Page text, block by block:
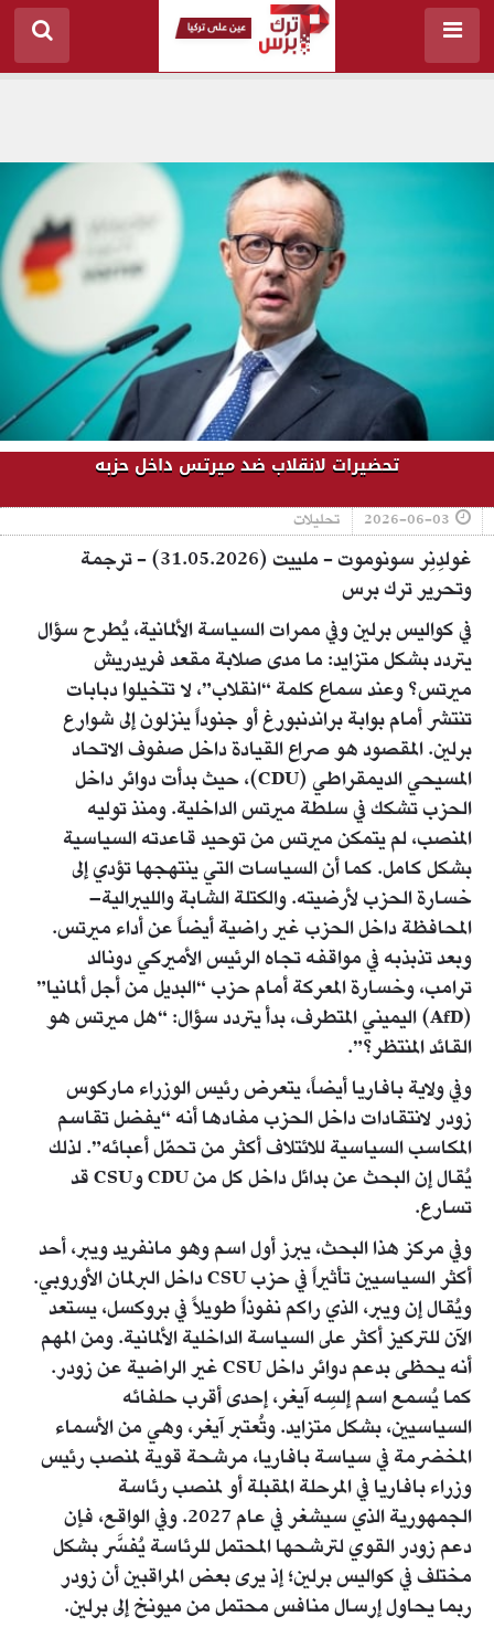
تحضيرات لانقلاب ضد ميرتس داخل حزبه
2026-06-03 تحليلات
غولدِنِر سونوموت - ملييت (31.05.2026) - ترجمة
وتحرير ترك برس
في كواليس برلين وفي ممرات السياسة الألمانية، يُطرح سؤال
يتردد بشكل متزايد: ما مدى صلابة مقعد فريدريش
ميرتس؟ وعند سماع كلمة “انقلاب”، لا تتخيلوا دبابات
تنتشر أمام بوابة براندنبورغ أو جنوداً ينزلون إلى شوارع
برلين. المقصود هو صراع القيادة داخل صفوف الاتحاد
المسيحي الديمقراطي (CDU)، حيث بدأت دوائر داخل
الحزب تشكك في سلطة ميرتس الداخلية. ومنذ توليه
المنصب، لم يتمكن ميرتس من توحيد قاعدته السياسية
بشكل كامل. كما أن السياسات التي ينتهجها تؤدي إلى
خسارة الحزب لأرضيته. والكتلة الشابة والليبرالية–
المحافظة داخل الحزب غير راضية أيضاً عن أداء ميرتس.
وبعد تذبذبه في مواقفه تجاه الرئيس الأميركي دونالد
ترامب، وخسارة المعركة أمام حزب “البديل من أجل ألمانيا”
(AfD) اليميني المتطرف، بدأ يتردد سؤال: “هل ميرتس هو
القائد المنتظر؟”.
وفي ولاية بافاريا أيضاً، يتعرض رئيس الوزراء ماركوس
زودر لانتقادات داخل الحزب مفادها أنه “يفضل تقاسم
المكاسب السياسية للائتلاف أكثر من تحمّل أعبائه”. لذلك
يُقال إن البحث عن بدائل داخل كل من CDU وCSU قد
تسارع.
وفي مركز هذا البحث، يبرز أول اسم وهو مانفريد ويبر، أحد
أكثر السياسيين تأثيراً في حزب CSU داخل البرلمان الأوروبي.
ويُقال إن ويبر، الذي راكم نفوذاً طويلاً في بروكسل، يستعد
الآن للتركيز أكثر على السياسة الداخلية الألمانية. ومن المهم
أنه يحظى بدعم دوائر داخل CSU غير الراضية عن زودر.
كما يُسمع اسم إلسِه آيغر، إحدى أقرب حلفائه
السياسيين، بشكل متزايد. وتُعتبر آيغر، وهي من الأسماء
المخضرمة في سياسة بافاريا، مرشحة قوية لمنصب رئيس
وزراء بافاريا في المرحلة المقبلة أو لمنصب رئاسة
الجمهورية الذي سيشغر في عام 2027. وفي الواقع، فإن
دعم زودر القوي لترشحها المحتمل للرئاسة يُفسَّر بشكل
مختلف في كواليس برلين؛ إذ يرى بعض المراقبين أن زودر
ربما يحاول إرسال منافس محتمل من ميونخ إلى برلين.